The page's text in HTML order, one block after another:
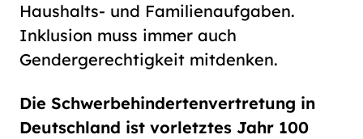
Haushalts- und Familienaufgaben.
Inklusion muss immer auch
Gendergerechtigkeit mitdenken.
Die Schwerbehindertenvertretung in
Deutschland ist vorletztes Jahr 100